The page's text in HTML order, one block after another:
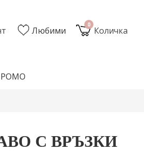
0
Количка
Любими
С ВРЪЗКИ